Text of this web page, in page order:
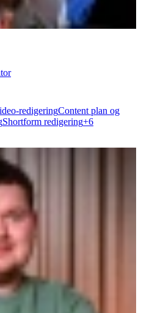
redigeringContent plan og
Shortform redigering+6